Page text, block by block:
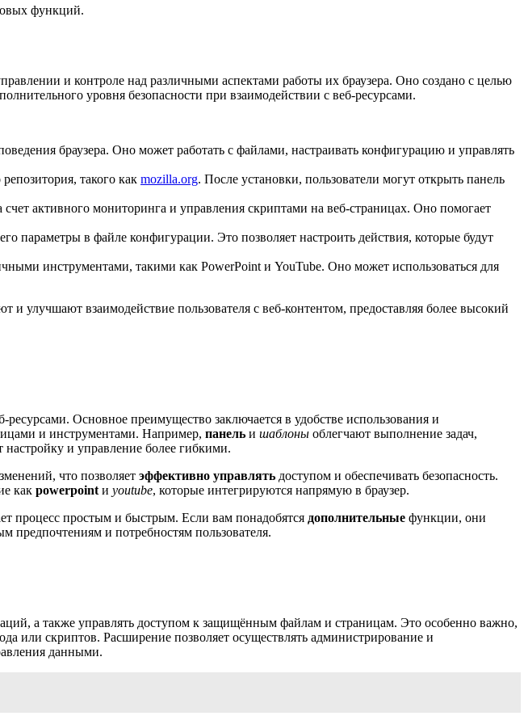
функций.
и контроле над различными аспектами работы их браузера. Оно создано с целью
уровня безопасности при взаимодействии с веб-ресурсами.
браузера. Оно может работать с файлами, настраивать конфигурацию и управлять
такого как mozilla.org. После установки, пользователи могут открыть панель
активного мониторинга и управления скриптами на веб-страницах. Оно помогает
параметры в файле конфигурации. Это позволяет настроить действия, которые будут
инструментами, такими как PowerPoint и YouTube. Оно может использоваться для
улучшают взаимодействие пользователя с веб-контентом, предоставляя более высокий
Основное преимущество заключается в удобстве использования и
и инструментами. Например, панель и шаблоны облегчают выполнение задач,
настройку и управление более гибкими.
что позволяет эффективно управлять доступом и обеспечивать безопасность.
как powerpoint и youtube, которые интегрируются напрямую в браузер.
процесс простым и быстрым. Если вам понадобятся дополнительные функции, они
предпочтениям и потребностям пользователя.
а также управлять доступом к защищённым файлам и страницам. Это особенно важно,
или скриптов. Расширение позволяет осуществлять администрирование и
данными.